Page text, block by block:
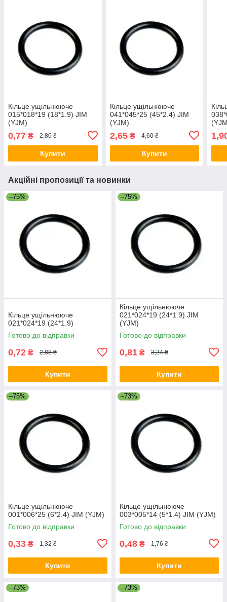
Кільце ущільнююче
015*018*19 (18*1.9) JIM
(YJM)
0,77 ₴ 2,80 ₴
Купити
Кільце ущільнююче
041*045*25 (45*2.4) JIM
(YJM)
2,65₴ 4,60 ₴
Купити
Акційні пропозиції та новинки
–75%
Кільце ущільнююче
021*024*19 (24*1.9)
Готово до відправки
0,72 ₴ 2,88 ₴
Купити
–75%
Кільце ущільнююче
021*024*19 (24*1.9) JIM
(YJM)
Готово до відправки
0,81 ₴ 3,24 ₴
Купити
–75%
Кільце ущільнююче
001*006*25 (6*2.4) JIM (YJM)
Готово до відправки
0,33 ₴ 1,32 ₴
Купити
–73%
Кільце ущільнююче
003*005*14 (5*1.4) JIM (YJM)
Готово до відправки
0,48 ₴ 1,76 ₴
Купити
–73% –73%